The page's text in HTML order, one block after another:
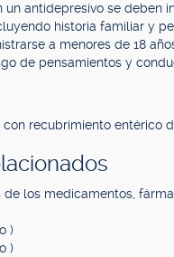
antidepresivo se deben
historia familiar y
a menores de 18
de pensamientos y
recubrimiento entérico
los medicamentos,
)
)